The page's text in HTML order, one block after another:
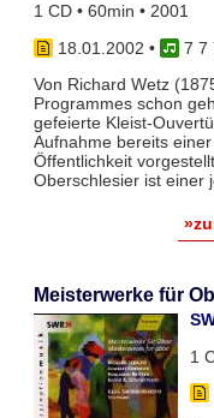
1 CD • 60min • 2001
18.01.2002 •
7 7
Von Richard Wetz
Programmes schon
gefeierte Kleist-
Aufnahme bereits
Öffentlichkeit
Oberschlesier ist einer
Meisterwerke für
1